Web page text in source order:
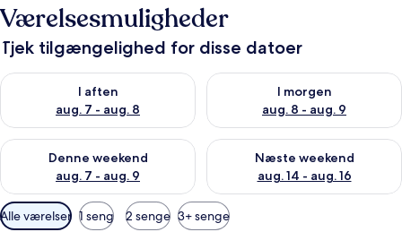
Værelsesmuligheder
Tjek tilgængelighed for disse datoer
I aften
aug. 7 - aug. 8
Tjek tilgængelighed for i aften aug. 7 - aug. 8
I morgen
aug. 8 - aug. 9
Tjek tilgængelighed for i
Denne weekend
aug. 7 - aug. 9
Tjek tilgængelighed for denne weekend aug. 7 - aug. 9
Næste weekend
aug. 14 - aug. 16
Tjek tilgængelighed for næste
Tilgængelige
Alle værelser 1 seng 2 senge 3+ senge